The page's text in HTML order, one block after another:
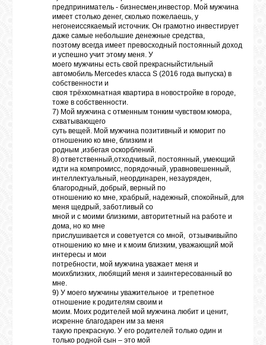
предприниматель - бизнесмен,инвестор. Мой мужчина
имеет столько денег, сколько пожелаешь, у
негонеиссякаемый источник. Он грамотно инвестирует
даже самые небольшие денежные средства,
поэтому всегда имеет превосходный постоянный доход
и успешно учит этому меня. У
моего мужчины есть свой прекрасныйстильный
автомобиль Mercedes класса S (2016 года выпуска) в
собственности и
своя трёхкомнатная квартира в новостройке в городе,
тоже в собственности.
7) Мой мужчина с отменным тонким чувством юмора,
схватывающего
суть вещей. Мой мужчина позитивный и юморит по
отношению ко мне, близким и
родным ,избегая оскорблений.
8) ответственный,отходчивый, постоянный, умеющий
идти на компромисс, порядочный, уравновешенный,
интеллектуальный, неординарен, незауряден,
благородный, добрый, верный по
отношению ко мне, храбрый, надежный, спокойный, для
меня щедрый, заботливый со
мной и с моими близкими, авторитетный на работе и
дома, но ко мне
прислушивается и советуется со мной, отзывчивыйпо
отношению ко мне и к моим близким, уважающий мой
интересы и мои
потребности, мой мужчина уважает меня и
моихблизких, любящий меня и заинтересованный во
мне.
9) У моего мужчины уважительное и трепетное
отношение к родителям своим и
моим. Моих родителей мой мужчина любит и ценит,
искренне благодарен им за меня
такую прекрасную. У его родителей только один и
только родной сын – это мой